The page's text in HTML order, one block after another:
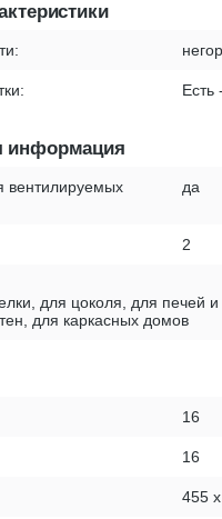
Есть
информация
вентилируемых
да
2
для цоколя, для печей
для каркасных домов
16
16
455